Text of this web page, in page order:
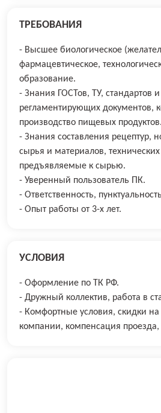
ТРЕБОВАНИЯ
- Высшее биологическое
фармацевтическое,
образование.
- Знания ГОСТов, ТУ, стандартов и
регламентирующих документов,
производство пищевых продуктов.
- Знания составления рецептур,
сырья и материалов,
предъявляемые к сырью.
- Уверенный пользователь ПК.
- Ответственность,
- Опыт работы от 3-х лет.
УСЛОВИЯ
- Оформление по ТК РФ.
- Дружный коллектив, работа в
- Комфортные условия, скидки
компании, компенсация проезда,